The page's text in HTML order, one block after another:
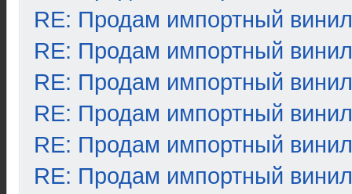
RE: Продам импортный винил
RE: Продам импортный винил
RE: Продам импортный винил
RE: Продам импортный винил
RE: Продам импортный винил
RE: Продам импортный винил